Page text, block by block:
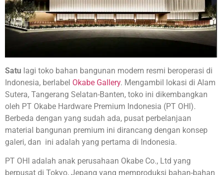
Satu lagi toko bahan bangunan modern resmi beroperasi di
Indonesia, berlabel Okabe Gallery. Mengambil lokasi di Alam
Sutera, Tangerang Selatan-Banten, toko ini dikembangkan
oleh PT Okabe Hardware Premium Indonesia (PT OHI).
Berbeda dengan yang sudah ada, pusat perbelanjaan
material bangunan premium ini dirancang dengan konsep
galeri, dan ini adalah yang pertama di Indonesia.
PT OHI adalah anak perusahaan Okabe Co., Ltd yang
berpusat di Tokyo, Jepang yang memproduksi bahan-bahan